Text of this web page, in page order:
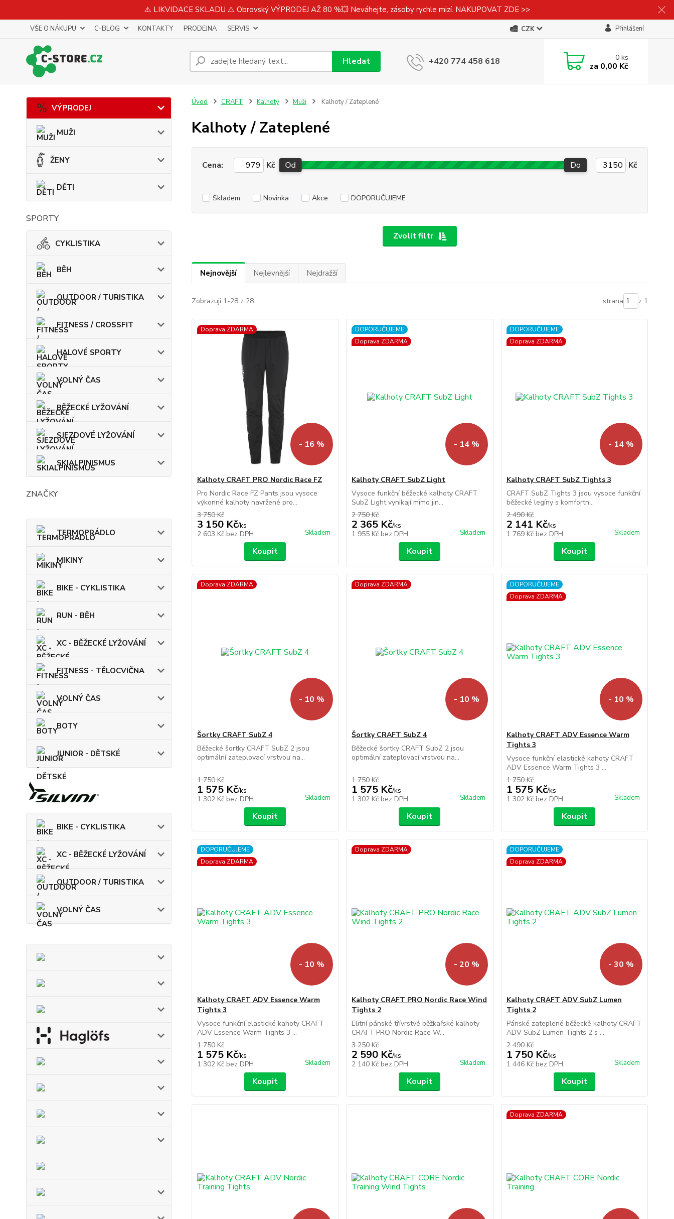
⚠️ LIKVIDACE SKLADU ⚠️ Obrovský VÝPRODEJ AŽ 80 %💥 Neváhejte, zásoby rychle mizí. NAKUPOVAT ZDE >>
VŠE O NÁKUPU C-BLOG KONTAKTY PRODEJNA SERVIS CZK Přihlášení
Hledat +420 774 458 618 0ks
za 0,00 Kč
VÝPRODEJ
MUŽI
ŽENY
DĚTI
SPORTY
CYKLISTIKA
BĚH
OUTDOOR / TURISTIKA
FITNESS / CROSSFIT
HALOVÉ SPORTY
VOLNÝ ČAS
BĚŽECKÉ LYŽOVÁNÍ
SJEZDOVÉ LYŽOVÁNÍ
SKIALPINISMUS
ZNAČKY
TERMOPRÁDLO
MIKINY
BIKE - CYKLISTIKA
RUN - BĚH
XC - BĚŽECKÉ LYŽOVÁNÍ
FITNESS - TĚLOCVIČNA
VOLNÝ ČAS
BOTY
JUNIOR - DĚTSKÉ
BIKE - CYKLISTIKA
XC - BĚŽECKÉ LYŽOVÁNÍ
OUTDOOR / TURISTIKA
VOLNÝ ČAS
Úvod CRAFT Kalhoty Muži Kalhoty / Zateplené
Kalhoty / Zateplené
Zvolit filtr
Cena: Kč Od Do Kč
Skladem Novinka Akce DOPORUČUJEME
Nejnovější Nejlevnější Nejdražší
Zobrazuji 1-28 z 28 strana z 1
Doprava ZDARMA
- 16 %
Kalhoty CRAFT PRO Nordic Race FZ
Pro Nordic Race FZ Pants jsou vysoce
výkonné kalhoty navržené pro...
3 750 Kč
3 150 Kč/ks
2 603 Kč bez DPH Skladem
Koupit
DOPORUČUJEME
Doprava ZDARMA
- 14 %
Kalhoty CRAFT SubZ Light
Vysoce funkční běžecké kalhoty CRAFT
SubZ Light vynikají mimo jin...
2 750 Kč
2 365 Kč/ks
1 955 Kč bez DPH Skladem
Koupit
DOPORUČUJEME
Doprava ZDARMA
- 14 %
Kalhoty CRAFT SubZ Tights 3
CRAFT SubZ Tights 3 jsou vysoce funkční
běžecké legíny s komfortn...
2 490 Kč
2 141 Kč/ks
1 769 Kč bez DPH Skladem
Koupit
Doprava ZDARMA
- 10 %
Šortky CRAFT SubZ 4
Běžecké šortky CRAFT SubZ 2 jsou
optimální zateplovací vrstvou na...
1 750 Kč
1 575 Kč/ks
1 302 Kč bez DPH Skladem
Koupit
Doprava ZDARMA
- 10 %
Šortky CRAFT SubZ 4
Běžecké šortky CRAFT SubZ 2 jsou
optimální zateplovací vrstvou na...
1 750 Kč
1 575 Kč/ks
1 302 Kč bez DPH Skladem
Koupit
DOPORUČUJEME
Doprava ZDARMA
- 10 %
Kalhoty CRAFT ADV Essence Warm
Tights 3
Vysoce funkční elastické kahoty CRAFT
ADV Essence Warm Tights 3 ...
1 750 Kč
1 575 Kč/ks
1 302 Kč bez DPH Skladem
Koupit
DOPORUČUJEME
Doprava ZDARMA
- 10 %
Kalhoty CRAFT ADV Essence Warm
Tights 3
Vysoce funkční elastické kahoty CRAFT
ADV Essence Warm Tights 3 ...
1 750 Kč
1 575 Kč/ks
1 302 Kč bez DPH Skladem
Koupit
Doprava ZDARMA
- 20 %
Kalhoty CRAFT PRO Nordic Race Wind
Tights 2
Elitní pánské třívrstvé běžkařské kalhoty
CRAFT PRO Nordic Race W...
3 250 Kč
2 590 Kč/ks
2 140 Kč bez DPH Skladem
Koupit
DOPORUČUJEME
Doprava ZDARMA
- 30 %
Kalhoty CRAFT ADV SubZ Lumen
Tights 2
Pánské zateplené běžecké kalhoty CRAFT
ADV SubZ Lumen Tights 2 s ...
2 490 Kč
1 750 Kč/ks
1 446 Kč bez DPH Skladem
Koupit
Doprava ZDARMA